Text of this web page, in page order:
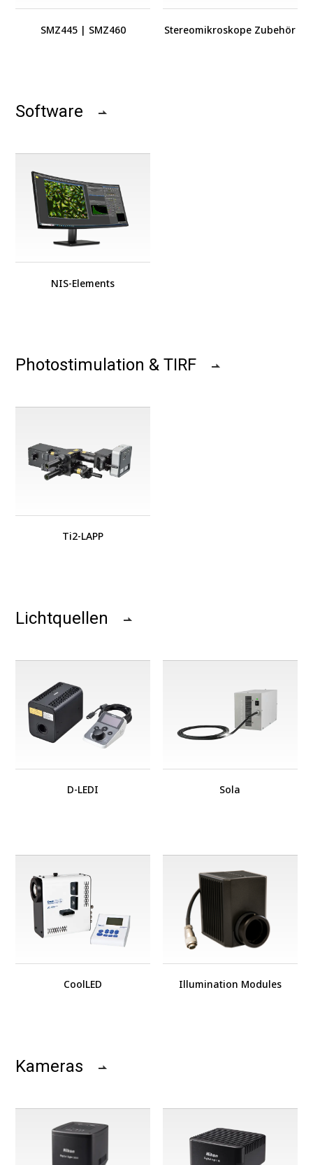
SMZ445 | SMZ460 Stereomikroskope Zubehör
Software
NIS-Elements
Photostimulation & TIRF
Ti2-LAPP
Lichtquellen
D-LEDI Sola
CoolLED Illumination Modules
Kameras